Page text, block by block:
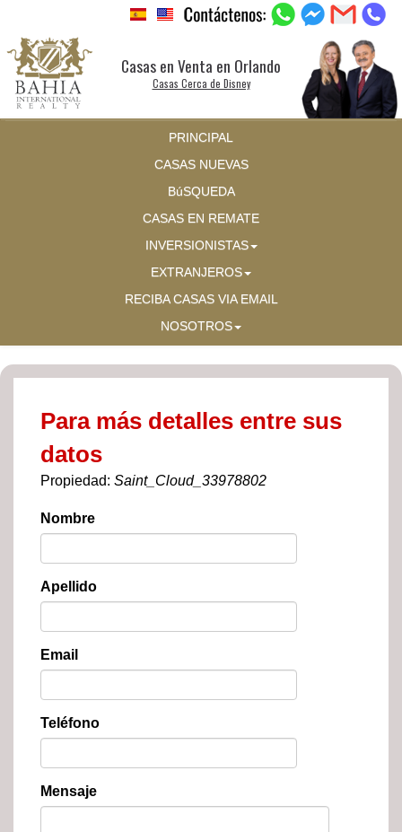
Casas en Venta en Orlando
Casas Cerca de Disney
PRINCIPAL
CASAS NUEVAS
BúSQUEDA
CASAS EN REMATE
INVERSIONISTAS
EXTRANJEROS
RECIBA CASAS VIA EMAIL
NOSOTROS
Para más detalles entre sus
datos
Propiedad: Saint_Cloud_33978802
Nombre
Apellido
Email
Teléfono
Mensaje